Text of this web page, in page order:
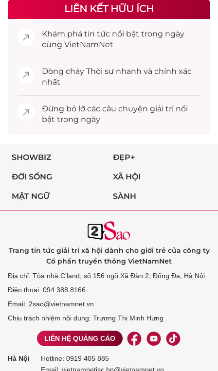
LIÊN KẾT HỮU ÍCH
Khám phá tin tức nổi bật trong ngày
cùng VietNamNet
Dòng chảy Thời sự nhanh và chính xác
nhất
Đừng bỏ lỡ các câu chuyện giải trínổi
bật trong ngày
SHOWBIZ ĐẸP+
ĐỜI SỐNG XÃ HỘI
MẬT NGỮ SÀNH
Trang tin tức giải trí xã hội dành cho giới trẻ của công ty
Cổ phần truyền thông VietNamNet
Địa chỉ: Tòa nhà C’land, số 156 ngõ Xã Đàn 2, Đống Đa, Hà Nội
Điện thoại: 094 388 8166
Email: 2sao@vietnamnet.vn
Chịu trách nhiệm nội dung: Trương Thị Minh Hưng
LIÊN HỆ QUẢNG CÁO
Hà Nội Hotline: 0919 405 885